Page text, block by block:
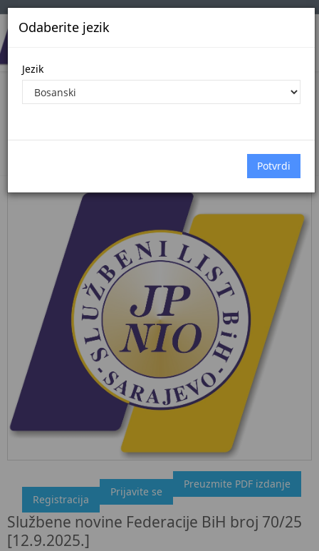
Odaberite jezik
Jezik
Pregled Dokumenata| Broj 70/25
"Službeni glasnik BiH", broj 70/25 12.9.2025.
Ovdje možete preuzeti dokument, kao i obaviti kratki uvid u
sadržaj dokumenta.
Preuzmite PDF izdanje
Prijavite se
Registracija
Službene novine Federacije BiH broj 70/25
[12.9.2025.]